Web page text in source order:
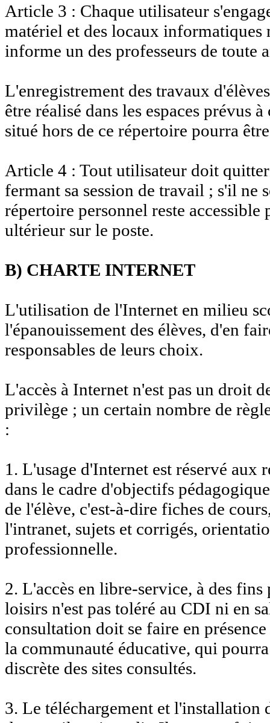
Article 3 : Chaque utilisateur
matériel et des locaux informatiques
informe un des professeurs de toute
L'enregistrement des travaux
être réalisé dans les espaces prévus
situé hors de ce répertoire pourra
Article 4 : Tout utilisateur doit
fermant sa session de travail ; s'il ne
répertoire personnel reste
ultérieur sur le poste.
B) CHARTE INTERNET
L'utilisation de l'Internet en milieu
l'épanouissement des élèves, d'en
responsables de leurs choix.
L'accès à Internet n'est pas un droit
privilège ; un certain nombre de
:
1. L'usage d'Internet est réservé aux
dans le cadre d'objectifs
de l'élève, c'est-à-dire fiches de
l'intranet, sujets et corrigés,
professionnelle.
2. L'accès en libre-service, à des fins
loisirs n'est pas toléré au CDI ni en
consultation doit se faire en
la communauté éducative, qui
discrète des sites consultés.
3. Le téléchargement et l'installation